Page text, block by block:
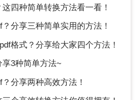
四种简单转换方法看一看！
分享三种简单实用的方法！
格式？分享给大家四个方法！
3种简单方法~
分享两种高效方法！